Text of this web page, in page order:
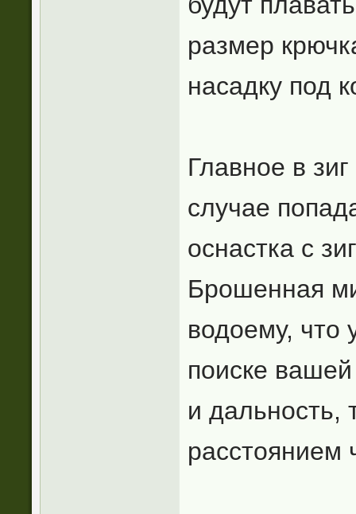
размер
насадку под
Главное в
случае
оснастка с
Брошенная
водоему, что
поиске
и дальность,
расстоянием